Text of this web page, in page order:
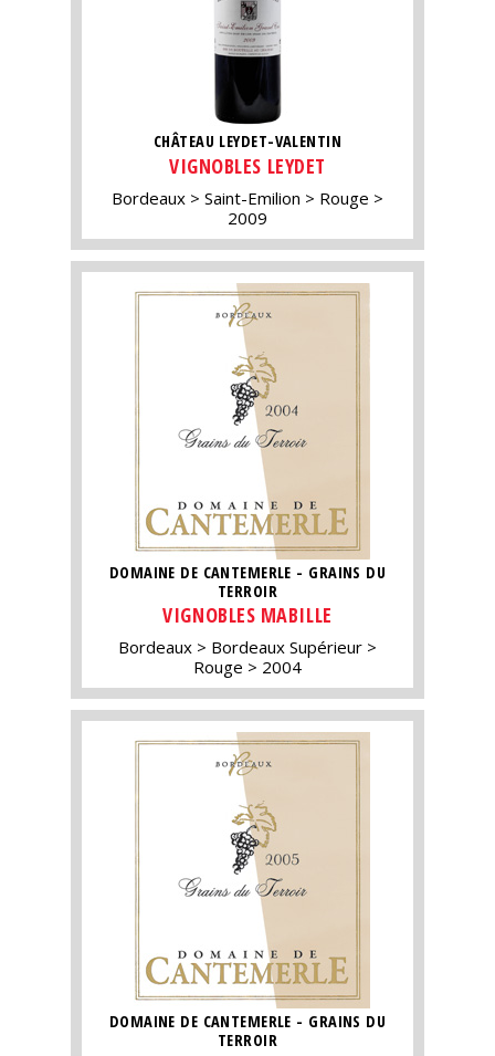
CHÂTEAU LEYDET-VALENTIN
VIGNOBLES LEYDET
Bordeaux Saint-Emilion
Rouge
2009
DOMAINE DE CANTEMERLE - GRAINS DU
TERROIR
VIGNOBLES MABILLE
Bordeaux
Bordeaux Supérieur
Rouge
2004
DOMAINE DE CANTEMERLE - GRAINS DU
TERROIR